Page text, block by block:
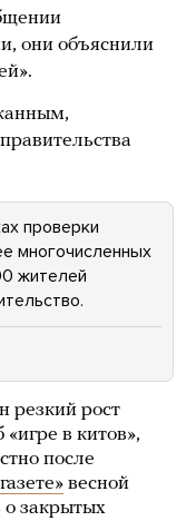
они объяснили
проверки
многочисленных
жителей
резкий рост
в китов»,
после
весной
о закрытых